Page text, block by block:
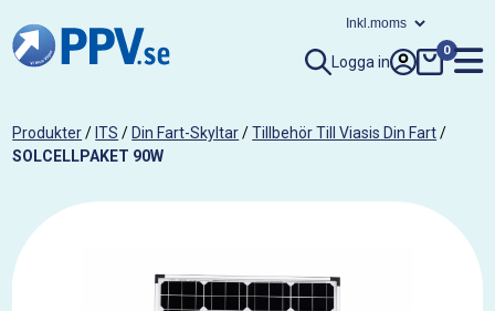
Logga in
0
Produkter/ ITS / Din Fart-Skyltar/Tillbehör Till Viasis Din Fart/
SOLCELLPAKET 90W